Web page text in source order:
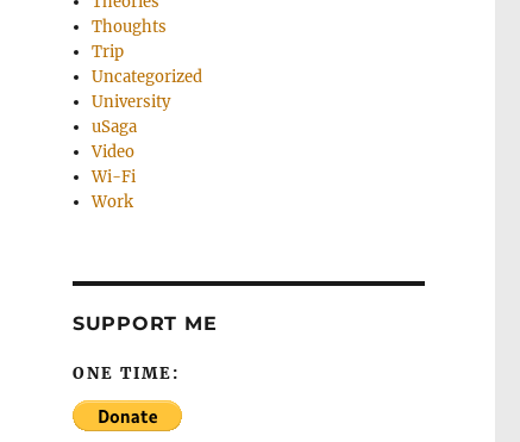
Thoughts
Trip
Uncategorized
University
uSaga
Video
Wi-Fi
Work
SUPPORT ME
ONE TIME: